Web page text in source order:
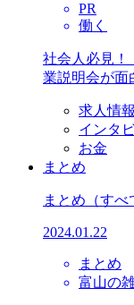
PR
働く
社会人必見！
業説明会が面
求人情報
インタ
お金
まとめ
まとめ （すべ
2024.01.22
まとめ
富山の